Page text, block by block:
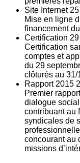
Site Internet 25
Mise en ligne
financement
Certification 29
Certification
comptes et
du 29
clôturés au 31/
Rapport 2015
Premier
dialogue
contribuant au
syndicales de
concourant au
missions